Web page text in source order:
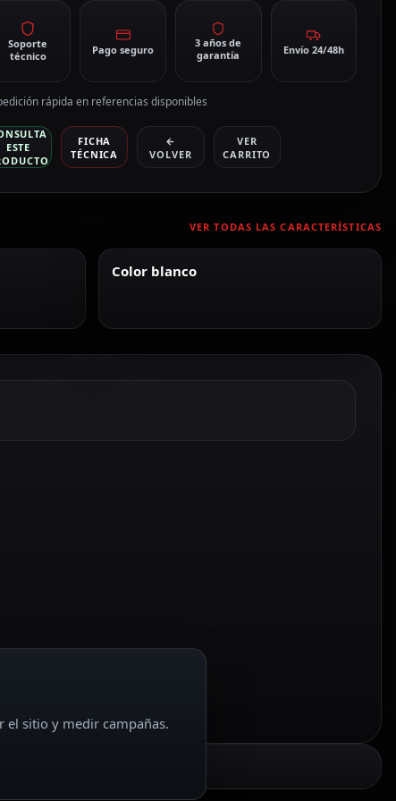
Soporte
técnico
Pago seguro
3 años de
garantía
Envío 24/48h
rápida en referencias disponibles
ESTE
FICHA
TÉCNICA
←
VOLVER
VER
CARRITO
VER TODAS LAS CARACTERÍSTICAS
Color blanco
el sitio y medir campañas.